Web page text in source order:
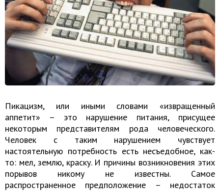
Пикацизм, или иными словами «извращенный
аппетит» – это нарушение питания, присущее
некоторым представителям рода человеческого.
Человек с таким нарушением чувствует
настоятельную потребность есть несъедобное, как-
то: мел, землю, краску. И причины возникновения этих
порывов никому не известны. Самое
распространенное предположение – недостаток